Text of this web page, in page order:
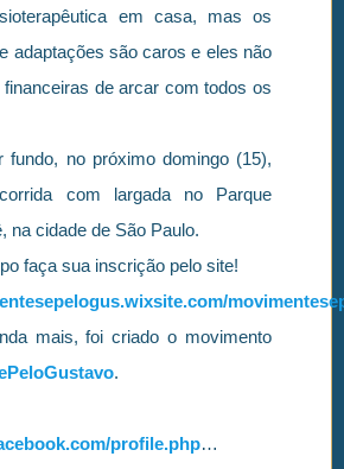
em casa, mas os
adaptações são caros e eles não
de arcar com todos os
fundo, no próximo domingo (15),
com largada no Parque
na cidade de São Paulo.
faça sua inscrição pelo site!
mais, foi criado o movimento
.
profile.php…